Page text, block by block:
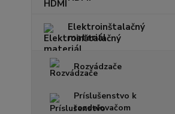
Elektroinštalačný
materiál
Rozvádzače
Príslušenstvo k
rozdeľovačom